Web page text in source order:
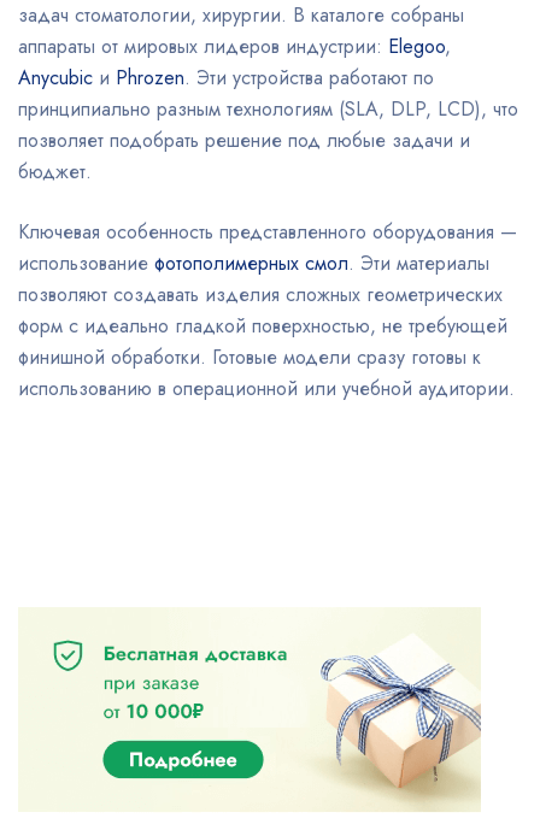
задач стоматологии, хирургии. В каталоге собраны
аппараты от мировых лидеров индустрии: Elegoo,
Anycubic и Phrozen. Эти устройства работают по
принципиально разным технологиям (SLA, DLP, LCD), что
позволяет подобрать решение под любые задачи и
бюджет.
Ключевая особенность представленного оборудования —
использование фотополимерных смол. Эти материалы
позволяют создавать изделия сложных геометрических
форм с идеально гладкой поверхностью, не требующей
финишной обработки. Готовые модели сразу готовы к
использованию в операционной или учебной аудитории.